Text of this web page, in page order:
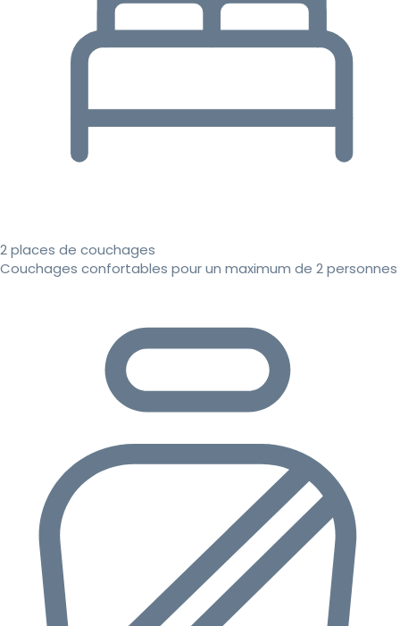
2 places de couchages
Couchages confortables pour un maximum de 2 personnes